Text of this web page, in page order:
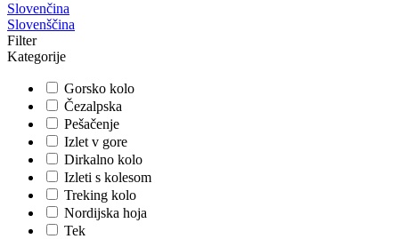
Slovenčina
Slovenščina
Filter
Kategorije
Gorsko kolo
Čezalpska
Pešačenje
Izlet v gore
Dirkalno kolo
Izleti s kolesom
Treking kolo
Nordijska hoja
Tek